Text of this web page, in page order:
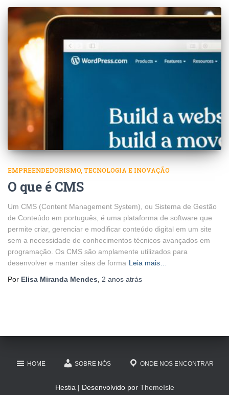
EMPREENDEDORISMO TECNOLOGIA E INOVAÇÃO
O que é CMS
Um CMS (Content Management System), ou Sistema de Gestão
de Conteúdo em português, é uma plataforma de software que
permite criar, gerenciar e modificar conteúdo digital em um site
sem a necessidade de conhecimentos técnicos avançados em
programação. Os CMS são amplamente utilizados para
desenvolver e manter sites de forma Leia mais…
Por Elisa Miranda Mendes 2 anos atrás
HOME SOBRE NÓS ONDE NOS ENCONTRAR
Hestia | Desenvolvido por ThemeIsle